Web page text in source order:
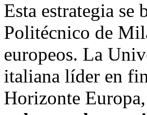
Esta estrategia se
Politécnico de
europeos. La
italiana líder en
Horizonte